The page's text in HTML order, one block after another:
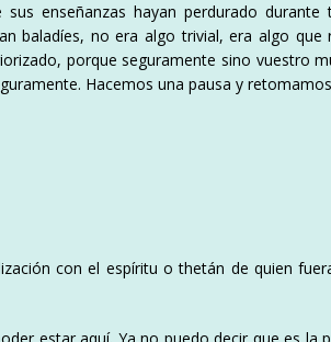
enseñanzas hayan perdurado
baladíes, no era algo trivial, era algo
porque seguramente sino vuestro
Hacemos una pausa y
con el espíritu o thetán de quien